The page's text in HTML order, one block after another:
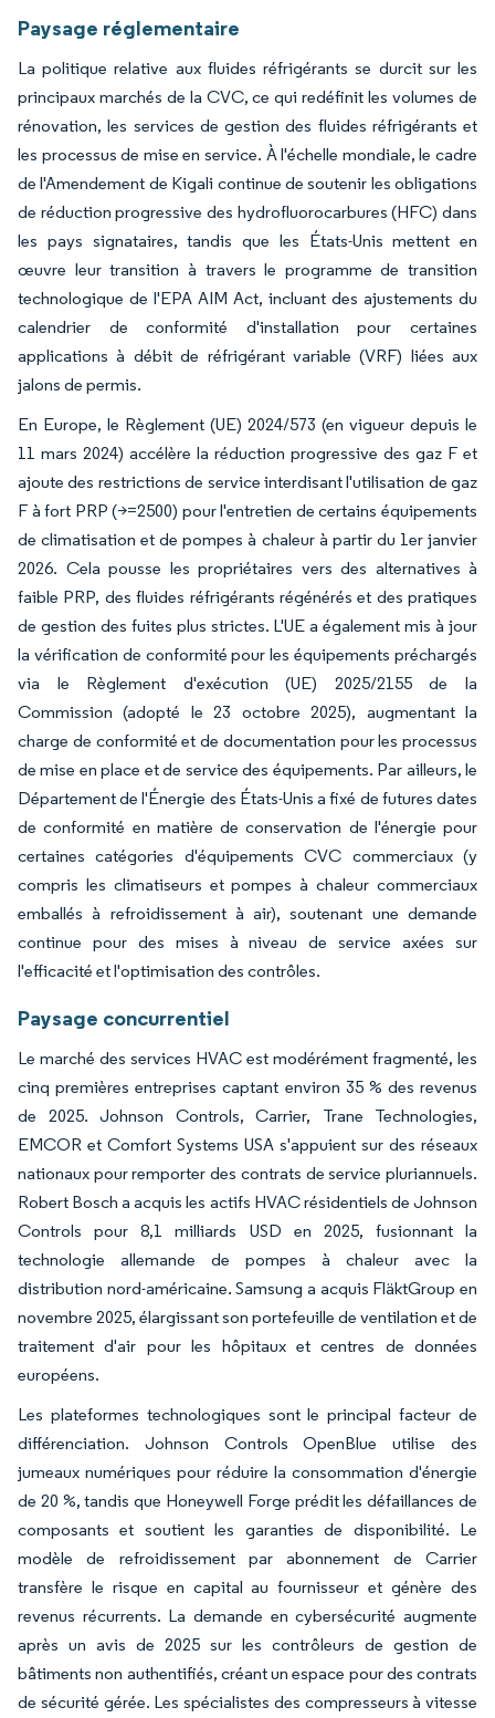
Paysage réglementaire
La politique relative aux fluides réfrigérants se durcit sur les
principaux marchés de la CVC, ce qui redéfinit les volumes de
rénovation, les services de gestion des fluides réfrigérants et
les processus de mise en service. À l'échelle mondiale, le cadre
de l'Amendement de Kigali continue de soutenir les obligations
de réduction progressive des hydrofluorocarbures (HFC) dans
les pays signataires, tandis que les États-Unis mettent en
œuvre leur transition à travers le programme de transition
technologique de l'EPA AIM Act, incluant des ajustements du
calendrier de conformité d'installation pour certaines
applications à débit de réfrigérant variable (VRF) liées aux
jalons de permis.
En Europe, le Règlement (UE) 2024/573 (en vigueur depuis le
11 mars 2024) accélère la réduction progressive des gaz F et
ajoute des restrictions de service interdisant l'utilisation de gaz
F à fort PRP (>=2500) pour l'entretien de certains équipements
de climatisation et de pompes à chaleur à partir du 1er janvier
2026. Cela pousse les propriétaires vers des alternatives à
faible PRP, des fluides réfrigérants régénérés et des pratiques
de gestion des fuites plus strictes. L'UE a également mis à jour
la vérification de conformité pour les équipements préchargés
via le Règlement d'exécution (UE) 2025/2155 de la
Commission (adopté le 23 octobre 2025), augmentant la
charge de conformité et de documentation pour les processus
de mise en place et de service des équipements. Par ailleurs, le
Département de l'Énergie des États-Unis a fixé de futures dates
de conformité en matière de conservation de l'énergie pour
certaines catégories d'équipements CVC commerciaux (y
compris les climatiseurs et pompes à chaleur commerciaux
emballés à refroidissement à air), soutenant une demande
continue pour des mises à niveau de service axées sur
l'efficacité et l'optimisation des contrôles.
Paysage concurrentiel
Le marché des services HVAC est modérément fragmenté, les
cinq premières entreprises captant environ 35 % des revenus
de 2025. Johnson Controls, Carrier, Trane Technologies,
EMCOR et Comfort Systems USA s'appuient sur des réseaux
nationaux pour remporter des contrats de service pluriannuels.
Robert Bosch a acquis les actifs HVAC résidentiels de Johnson
Controls pour 8,1 milliards USD en 2025, fusionnant la
technologie allemande de pompes à chaleur avec la
distribution nord-américaine. Samsung a acquis FläktGroup en
novembre 2025, élargissant son portefeuille de ventilation et de
traitement d'air pour les hôpitaux et centres de données
européens.
Les plateformes technologiques sont le principal facteur de
différenciation. Johnson Controls OpenBlue utilise des
jumeaux numériques pour réduire la consommation d'énergie
de 20 %, tandis que Honeywell Forge prédit les défaillances de
composants et soutient les garanties de disponibilité. Le
modèle de refroidissement par abonnement de Carrier
transfère le risque en capital au fournisseur et génère des
revenus récurrents. La demande en cybersécurité augmente
après un avis de 2025 sur les contrôleurs de gestion de
bâtiments non authentifiés, créant un espace pour des contrats
de sécurité gérée. Les spécialistes des compresseurs à vitesse